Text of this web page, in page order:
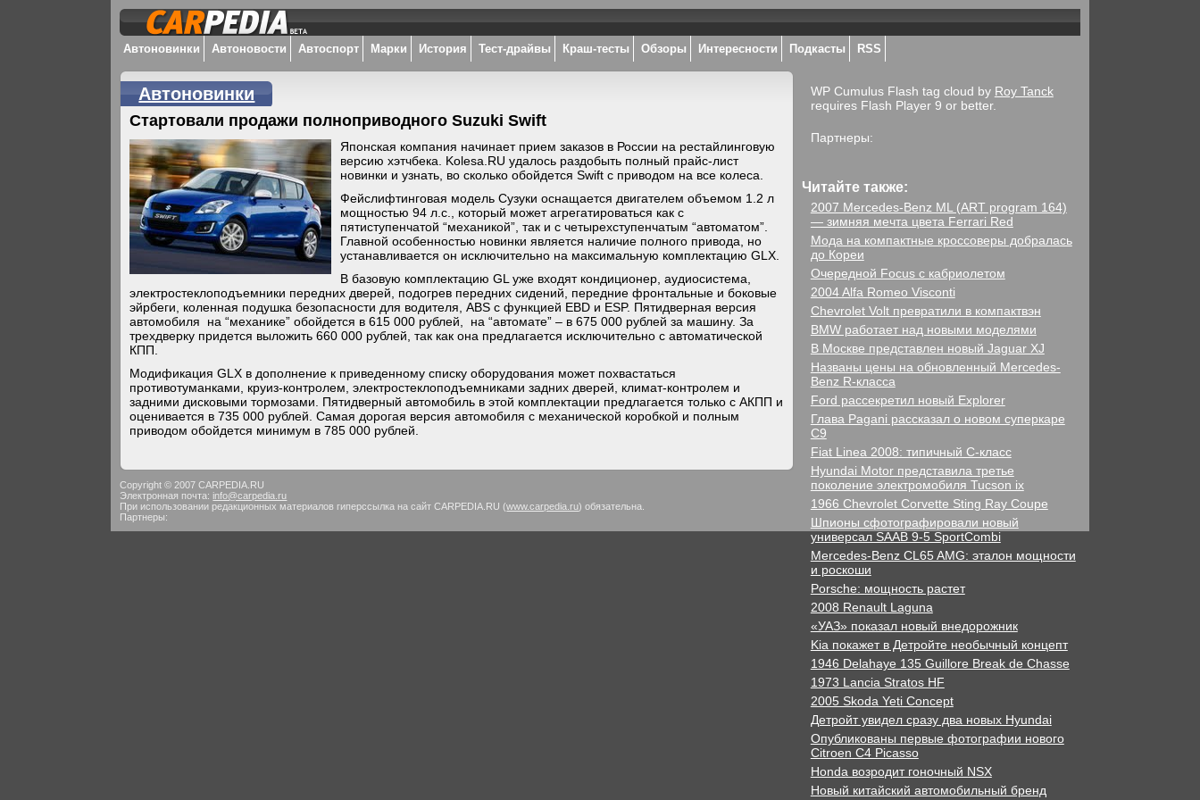
Автоновинки Автоновости Автоспорт Марки История Тест-драйвы Краш-тесты Обзоры Интересности Подкасты RSS
Автоновинки
Стартовали продажи полноприводного Suzuki Swift
Японская компания начинает прием заказов в России на рестайлинговую
версию хэтчбека. Kolesa.RU удалось раздобыть полный прайс-лист
новинки и узнать, во сколько обойдется Swift с приводом на все колеса.
Фейслифтинговая модель Сузуки оснащается двигателем объемом 1.2 л
мощностью 94 л.с., который может агрегатироваться как с
пятиступенчатой “механикой”, так и с четырехступенчатым “автоматом”.
Главной особенностью новинки является наличие полного привода, но
устанавливается он исключительно на максимальную комплектацию GLX.
В базовую комплектацию GL уже входят кондиционер, аудиосистема,
электростеклоподъемники передних дверей, подогрев передних сидений, передние фронтальные и боковые
эйрбеги, коленная подушка безопасности для водителя, ABS с функцией EBD и ESP. Пятидверная версия
автомобиля на “механике” обойдется в 615 000 рублей, на “автомате” – в 675 000 рублей за машину. За
трехдверку придется выложить 660 000 рублей, так как она предлагается исключительно с автоматической
КПП.
Модификация GLX в дополнение к приведенному списку оборудования может похвастаться
противотуманками, круиз-контролем, электростеклоподъемниками задних дверей, климат-контролем и
задними дисковыми тормозами. Пятидверный автомобиль в этой комплектации предлагается только с АКПП и
оценивается в 735 000 рублей. Самая дорогая версия автомобиля с механической коробкой и полным
приводом обойдется минимум в 785 000 рублей.
WP Cumulus Flash tag cloud by Roy Tanck
requires Flash Player 9 or better.
Партнеры:
Читайте также:
2007 Mercedes-Benz ML (ART program 164)
— зимняя мечта цвета Ferrari Red
Мода на компактные кроссоверы добралась
до Кореи
Очередной Focus с кабриолетом
2004 Alfa Romeo Visconti
Chevrolet Volt превратили в компактвэн
BMW работает над новыми моделями
В Москве представлен новый Jaguar XJ
Названы цены на обновленный Mercedes-
Benz R-класса
Ford рассекретил новый Explorer
Глава Pagani рассказал о новом суперкаре
C9
Fiat Linea 2008: типичный С-класс
Hyundai Motor представила третье
поколение электромобиля Tucson ix
1966 Chevrolet Corvette Sting Ray Coupe
Шпионы сфотографировали новый
универсал SAAB 9-5 SportCombi
Mercedes-Benz CL65 AMG: эталон мощности
и роскоши
Porsche: мощность растет
2008 Renault Laguna
«УАЗ» показал новый внедорожник
Kia покажет в Детройте необычный концепт
1946 Delahaye 135 Guillore Break de Chasse
1973 Lancia Stratos HF
2005 Skoda Yeti Concept
Детройт увидел сразу два новых Hyundai
Опубликованы первые фотографии нового
Citroen C4 Picasso
Honda возродит гоночный NSX
Новый китайский автомобильный бренд
Copyright © 2007 CARPEDIA.RU
Электронная почта: info@carpedia.ru
При использовании редакционных материалов гиперссылка на сайт CARPEDIA.RU (www.carpedia.ru) обязательна.
Партнеры: